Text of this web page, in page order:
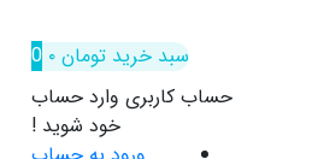
سبد خرید تومان۰
0
حساب کاربری وارد حساب
خود شوید !